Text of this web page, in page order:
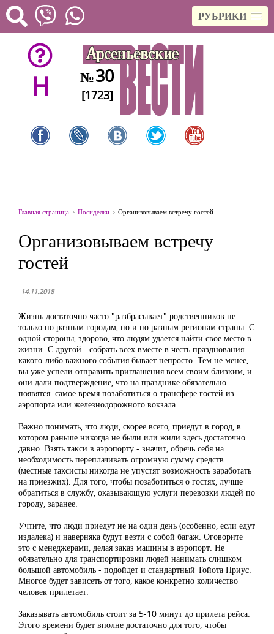
РУБРИКИ
H №30
[1723]
Главная страница Посиделки Организовываем встречу гостей
Организовываем встречу
гостей
14.11.2018
Жизнь достаточно часто "разбрасывает" родственников не
только по разным городам, но и по разным регионам страны. С
одной стороны, здорово, что людям удается найти свое место в
жизни. С другой - собрать всех вместе в честь празднования
какого-либо важного события бывает непросто. Тем не менее,
вы уже успели отправить приглашения всем своим близким, и
они дали подтверждение, что на празднике обязательно
появятся. самое время позаботиться о трансфере гостей из
аэропорта или железнодорожного вокзала...
Важно понимать, что люди, скорее всего, приедут в город, в
котором раньше никогда не были или жили здесь достаточно
давно. Взять такси в аэропорту - значит, обречь себя на
необходимость переплачивать огромную сумму средств
(местные таксисты никогда не упустят возможность заработать
на приезжих). Для того, чтобы позаботиться о гостях, лучше
обратиться в службу, оказывающую услуги перевозки людей по
городу, заранее.
Учтите, что люди приедут не на один день (особенно, если едут
издалека) и наверняка будут везти с собой багаж. Оговорите
это с менеджерами, делая заказ машины в аэропорт. Не
обязательно для транспортировки людей нанимать слишком
большой автомобиль - подойдет и стандартный Тойота Приус.
Многое будет зависеть от того, какое конкретно количество
человек прилетает.
Заказывать автомобиль стоит за 5-10 минут до прилета рейса.
Этого времени будет вполне достаточно для того, чтобы